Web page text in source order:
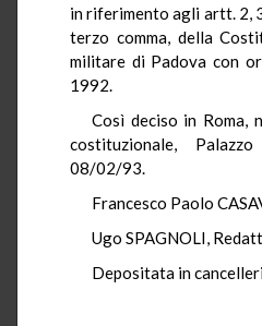
in riferimento agli artt. 2,
terzo comma, della
militare di Padova con
1992.
Così deciso in Roma,
costituzionale,
08/02/93.
Francesco Paolo
Ugo SPAGNOLI,
Depositata in